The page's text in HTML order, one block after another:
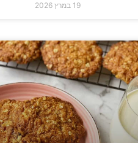
19 במרץ 2026